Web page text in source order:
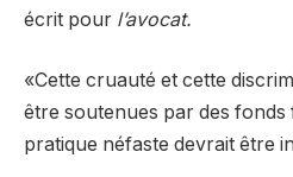
écrit pour l’avocat.
«Cette cruauté et cette
être soutenues par des fonds
pratique néfaste devrait être